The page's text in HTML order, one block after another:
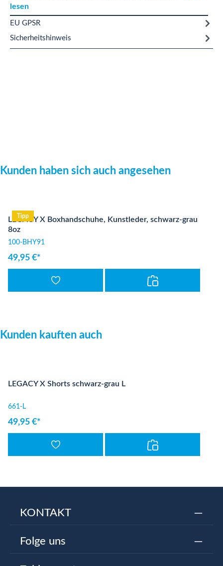
lesen
EU GPSR
Sicherheitshinweis
Produktgalerie überspringen
Kunden haben sich auch angesehen
Tipp
LEGACY X Boxhandschuhe, Kunstleder, schwarz-grau
8oz
100-BHY91
49,95 €*
Produktgalerie überspringen
Kunden kauften auch
LEGACY X Shorts schwarz-grau L
661-L
49,95 €*
KONTAKT
Folge uns